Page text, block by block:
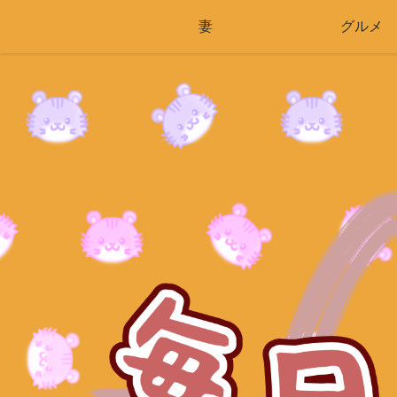
妻 グルメ